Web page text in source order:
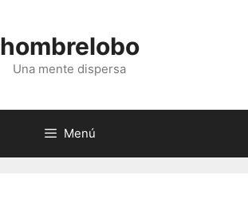
hombrelobo
Una mente dispersa
Menú